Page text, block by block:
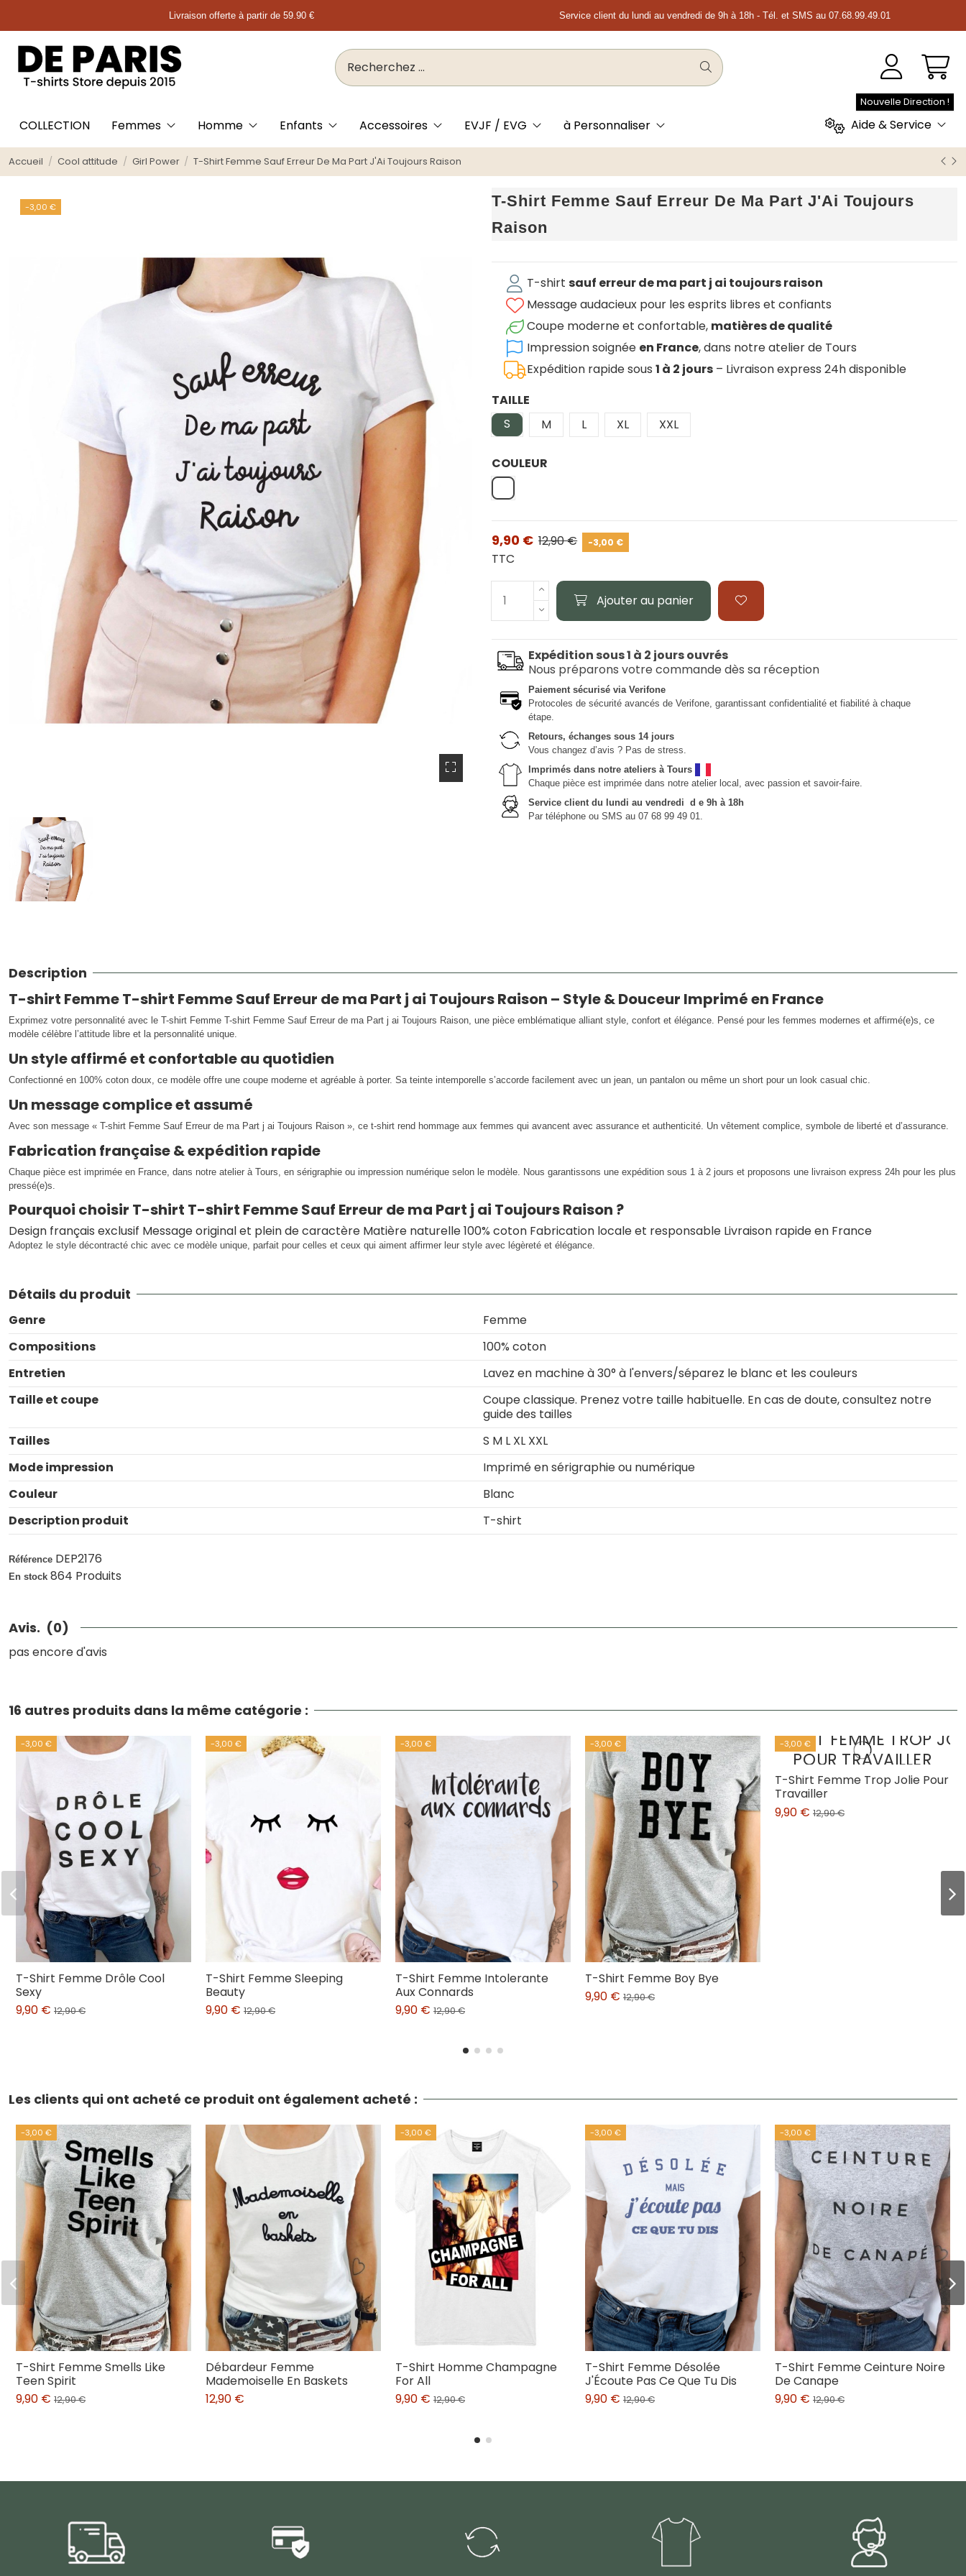
Livraison offerte à partir de 59.90 € Service client du lundi au vendredi de 9h à 18h - Tél. et SMS au 07.68.99.49.01
COLLECTION Femmes Homme Enfants Accessoires EVJF / EVG à Personnaliser Aide & Service
Nouvelle Direction !
Accueil Cool attitude Girl Power T-Shirt Femme Sauf Erreur De Ma Part J'Ai Toujours Raison
-3,00 €
T-Shirt Femme Sauf Erreur De Ma Part J'Ai Toujours
Raison
T-shirtsauf erreur de ma part j ai toujours raison
Message audacieux pour les esprits libres et confiants
Coupe moderne et confortable, matières de qualité
Impression soignée en France, dans notre atelier de Tours
Expédition rapide sous1 à 2 jours – Livraison express 24h disponible
TAILLE
S
M L XL XXL
COULEUR
Blanc
9,90 € 12,90 € -3,00 €
TTC
Ajouter au panier
Expédition sous 1 à 2 jours ouvrés
Nous préparons votre commande dès sa réception
Paiement sécurisé via Verifone
Protocoles de sécurité avancés de Verifone, garantissant confidentialité et fiabilité à chaque
étape.
Retours, échanges sous 14 jours
Vous changez d’avis ? Pas de stress.
Imprimés dans notre ateliers à Tours
Chaque pièce est imprimée dans notre atelier local, avec passion et savoir-faire.
Service client du lundi au vendredi d e 9h à 18h
Par téléphone ou SMS au 07 68 99 49 01.
Description
T-shirt Femme T-shirt Femme Sauf Erreur de ma Part j ai Toujours Raison – Style & Douceur Imprimé en France
Exprimez votre personnalité avec le T-shirt Femme T-shirt Femme Sauf Erreur de ma Part j ai Toujours Raison, une pièce emblématique alliant style, confort et élégance. Pensé pour les femmes modernes et affirmé(e)s, ce
modèle célèbre l’attitude libre et la personnalité unique.
Un style affirmé et confortable au quotidien
Confectionné en 100% coton doux, ce modèle offre une coupe moderne et agréable à porter. Sa teinte intemporelle s’accorde facilement avec un jean, un pantalon ou même un short pour un look casual chic.
Un message complice et assumé
Avec son message « T-shirt Femme Sauf Erreur de ma Part j ai Toujours Raison », ce t-shirt rend hommage aux femmes qui avancent avec assurance et authenticité. Un vêtement complice, symbole de liberté et d’assurance.
Fabrication française & expédition rapide
Chaque pièce est imprimée en France, dans notre atelier à Tours, en sérigraphie ou impression numérique selon le modèle. Nous garantissons une expédition sous 1 à 2 jours et proposons une livraison express 24h pour les plus
pressé(e)s.
Pourquoi choisir T-shirt T-shirt Femme Sauf Erreur de ma Part j ai Toujours Raison ?
Design français exclusif Message original et plein de caractère Matière naturelle 100% coton Fabrication locale et responsable Livraison rapide en France
Adoptez le style décontracté chic avec ce modèle unique, parfait pour celles et ceux qui aiment affirmer leur style avec légèreté et élégance.
Détails du produit
Genre
Femme
Compositions
100% coton
Entretien
Lavez en machine à 30° à l'envers/séparez le blanc et les couleurs
Taille et coupe
Coupe classique. Prenez votre taille habituelle. En cas de doute, consultez notre
guide des tailles
Tailles
S M L XL XXL
Mode impression
Imprimé en sérigraphie ou numérique
Couleur
Blanc
Description produit
T-shirt
Référence DEP2176
En stock 864 Produits
Avis. (0)
pas encore d'avis
16 autres produits dans la même catégorie :
-3,00 €
T-Shirt Femme Drôle Cool
Sexy
9,90 € 12,90 €
-3,00 €
T-Shirt Femme Sleeping
Beauty
9,90 € 12,90 €
-3,00 €
T-Shirt Femme Intolerante
Aux Connards
9,90 € 12,90 €
-3,00 €
T-Shirt Femme Boy Bye
9,90 € 12,90 €
-3,00 €
T-Shirt Femme Trop Jolie Pour
Travailler
9,90 € 12,90 €
Les clients qui ont acheté ce produit ont également acheté :
-3,00 €
T-Shirt Femme Smells Like
Teen Spirit
9,90 € 12,90 €
Débardeur Femme
Mademoiselle En Baskets
12,90 €
-3,00 €
T-Shirt Homme Champagne
For All
9,90 € 12,90 €
-3,00 €
T-Shirt Femme Désolée
J'Écoute Pas Ce Que Tu Dis
9,90 € 12,90 €
-3,00 €
T-Shirt Femme Ceinture Noire
De Canape
9,90 € 12,90 €